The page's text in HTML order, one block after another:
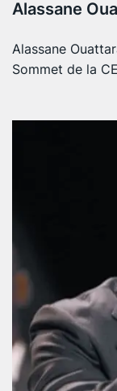
Alassane
Alassane
Sommet de la